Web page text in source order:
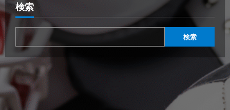
検索
検索